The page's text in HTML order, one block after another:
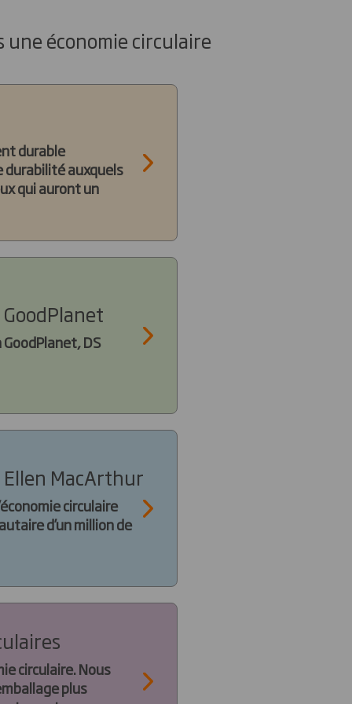
économie circulaire
durable
durabilité auxquels
qui auront un
DS
MacArthur
circulaire
d’un million de
circulaire. Nous
plus